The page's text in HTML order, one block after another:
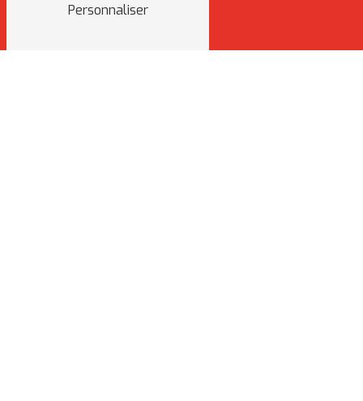
Personnaliser